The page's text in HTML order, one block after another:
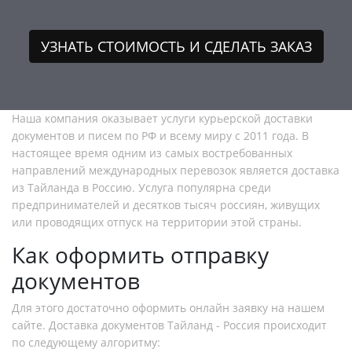
УЗНАТЬ СТОИМОСТЬ И СДЕЛАТЬ ЗАКАЗ
Наша компания оказывает услуги курьерской доставки
документов и писем по РФ и всему миру с 2011 года. В
настоящее время одним из самых востребованных
направлений международных перевозок является доставка
из Тайланда в Россию. Услуга популярна среди
предпринимателей и десятков тысяч россиян, живущих
или проводящих отпуск на территории этой страны.
Как оформить отправку
документов
Для этого достаточно оформить онлайн заявку на нашем
сайте. Доставка документов Тайланд - Россия происходит
по следующему алгоритму: